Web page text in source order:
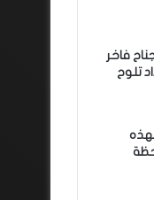
بجناح فاخر
تلوح